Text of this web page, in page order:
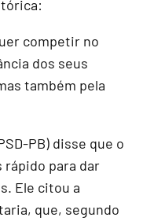
competir no
dos seus
também pela
PB) disse que o
rápido para dar
Ele citou a
que, segundo